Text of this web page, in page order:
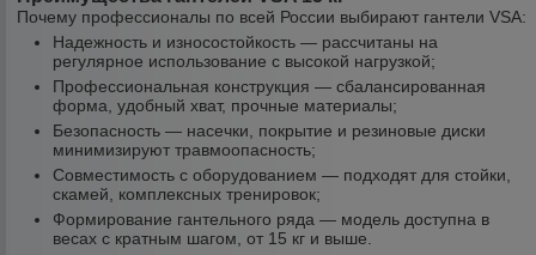
Почему профессионалы по всей России выбирают гантели VSA:
Надежность и износостойкость — рассчитаны на
регулярное использование с высокой нагрузкой;
Профессиональная конструкция — сбалансированная
форма, удобный хват, прочные материалы;
Безопасность — насечки, покрытие и резиновые диски
минимизируют травмоопасность;
Совместимость с оборудованием — подходят для стойки,
скамей, комплексных тренировок;
Формирование гантельного ряда — модель доступна в
весах с кратным шагом, от 15 кг и выше.